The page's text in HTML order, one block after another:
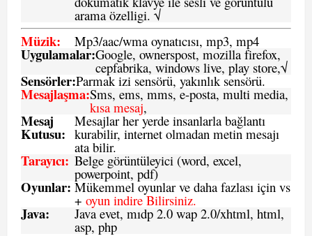
arama özelligi. √
Müzik: Mp3/aac/wma oynatıcısı, mp3, mp4
Uygulamalar:Google, ownerspost, mozilla firefox,
cepfabrika, windows live, play store,√
Sensörler:Parmak izi sensörü, yakınlık sensörü.
Mesajlaşma:Sms, ems, mms, e-posta, multi media,
kısa mesaj,
Mesaj
Kutusu:
Mesajlar her yerde insanlarla bağlantı
kurabilir, internet olmadan metin mesajı
ata bilir.
Tarayıcı: Belge görüntüleyici (word, excel,
powerpoint, pdf)
Oyunlar: Mükemmel oyunlar ve daha fazlası için vs
+ oyun indire Bilirsiniz.
Java: Java evet, mıdp 2.0 wap 2.0/xhtml, html,
asp, php